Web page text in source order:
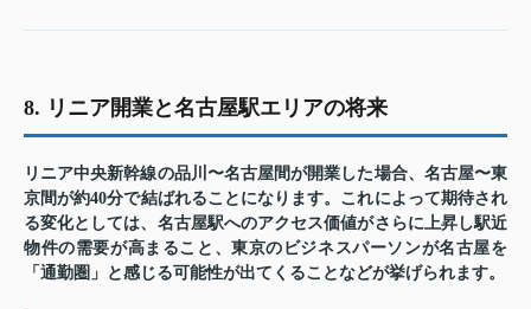
8. リニア開業と名古屋駅エリアの将来
リニア中央新幹線の品川〜名古屋間が開業した場合、名古屋〜東
京間が約40分で結ばれることになります。これによって期待され
る変化としては、名古屋駅へのアクセス価値がさらに上昇し駅近
物件の需要が高まること、東京のビジネスパーソンが名古屋を
「通勤圏」と感じる可能性が出てくることなどが挙げられます。